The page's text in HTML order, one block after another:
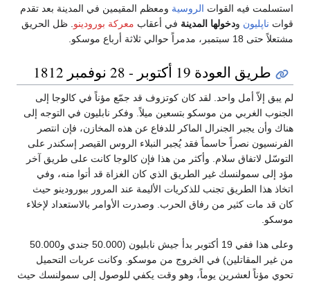
استسلمت فيه القوات الروسية ومعظم المقيمين في المدينة بعد تقدم
قوات ناپليون ودخولها المدينة في أعقاب معركة بورودينو. ظل الحريق
مشتعلاً حتى 18 سبتمبر، مدمراً حوالي ثلاثة أرباع موسكو.
طريق العودة 19 أكتوبر - 28 نوفمبر 1812
لم يبق إلاّ أمل واحد. لقد كان كوتزوف قد جمّع مؤناً في كالوجا إلى
الجنوب الغربي من موسكو بتسعين ميلاً. وفكر نابليون في التوجه إلى
هناك وأن يجبر الجنرال الماكر للدفاع عن هذه المخازن، فإن انتصر
الفرنسيون نصراً حاسماً فقد يُجبر النبلاء الروس القيصر إسكندر على
التوسّل لاتفاق سلام. وأكثر من هذا فإن كالوجا كانت على طريق آخر
مؤد إلى سمولنسك غير الطريق الذي كان الغزاة قد أتوا منه، وفي
اتخاذ هذا الطريق تجنب للذكريات الأليمة عند المرور ببورودينو حيث
كان قد مات كثير من رفاق الحرب. وصدرت الأوامر بالاستعداد لإخلاء
موسكو.
وعلى هذا ففي 19 أكتوبر بدأ جيش نابليون (50.000 جندي و50.000
من غير المقاتلين) في الخروج من موسكو. وكانت عربات التحميل
تحوي مؤناً لعشرين يوماً، وهو وقت يكفي للوصول إلى سمولنسك حيث